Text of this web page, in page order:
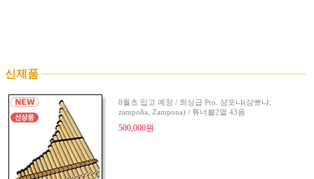
신제품
8월초 입고 예정 / 최상급 Pro. 샴포냐(삼뽀냐;
zampoña, Zampona) / 튜너블2열 43음
500,000원